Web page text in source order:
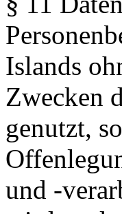
Islands
Zwecken
genutzt,
und -